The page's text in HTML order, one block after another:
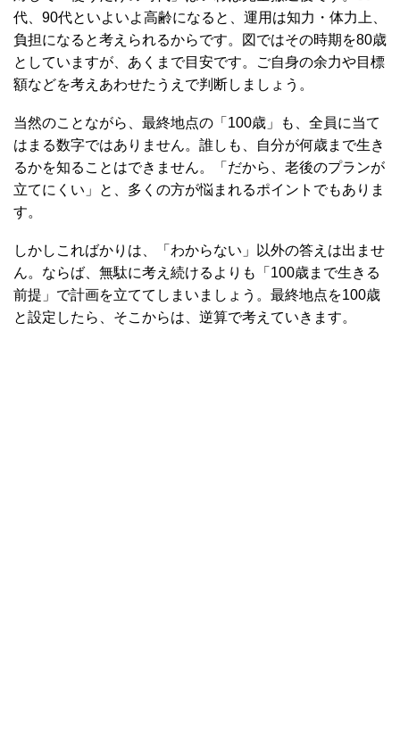
代、90代といよいよ高齢になると、運用は知力・体力上、
負担になると考えられるからです。図ではその時期を80歳
としていますが、あくまで目安です。ご自身の余力や目標
額などを考えあわせたうえで判断しましょう。
当然のことながら、最終地点の「100歳」も、全員に当て
はまる数字ではありません。誰しも、自分が何歳まで生き
るかを知ることはできません。「だから、老後のプランが
立てにくい」と、多くの方が悩まれるポイントでもありま
す。
しかしこればかりは、「わからない」以外の答えは出ませ
ん。ならば、無駄に考え続けるよりも「100歳まで生きる
前提」で計画を立ててしまいましょう。最終地点を100歳
と設定したら、そこからは、逆算で考えていきます。